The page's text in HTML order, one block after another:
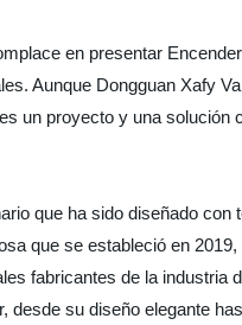
en presentar
Aunque Dongguan Xafy
un proyecto y una solución
que ha sido diseñado
que se estableció en
fabricantes de la
desde su diseño elegante